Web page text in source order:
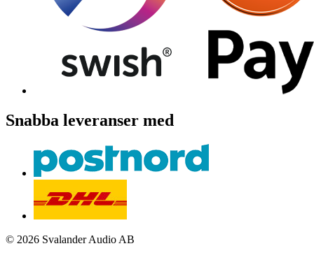
Snabba leveranser med
© 2026 Svalander Audio AB